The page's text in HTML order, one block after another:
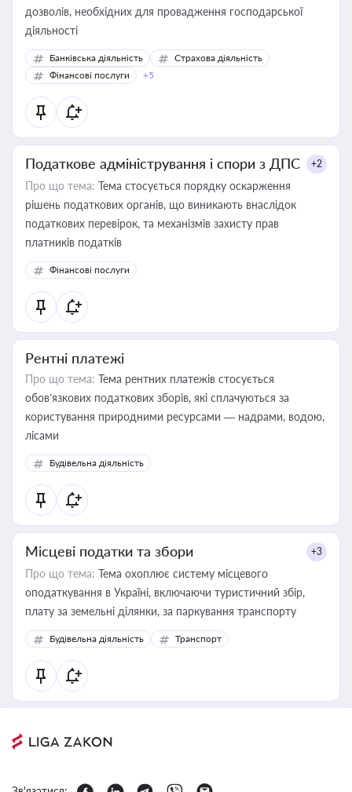
дозволів, необхідних для провадження господарської
діяльності
Банківська діяльність
Страхова діяльність
Фінансові послуги
+5
Податкове адміністрування і спори з ДПС +2
Про що тема: Тема стосується порядку оскарження
рішень податкових органів, що виникають внаслідок
податкових перевірок, та механізмів захисту прав
платників податків
Фінансові послуги
Рентні платежі
Про що тема: Тема рентних платежів стосується
обов’язкових податкових зборів, які сплачуються за
користування природними ресурсами — надрами, водою,
лісами
Будівельна діяльність
Місцеві податки та збори +3
Про що тема: Тема охоплює систему місцевого
оподаткування в Україні, включаючи туристичний збір,
плату за земельні ділянки, за паркування транспорту
Будівельна діяльність Транспорт